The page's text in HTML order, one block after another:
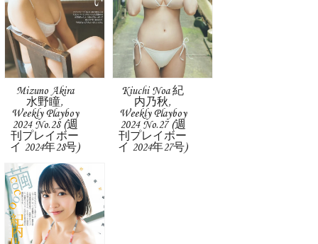
Mizuno Akira
水野瞳,
Weekly Playboy
2024 No.28 (週
刊プレイボー
イ 2024年28号)
Kiuchi Noa 紀
内乃秋,
Weekly Playboy
2024 No.27 (週
刊プレイボー
イ 2024年27号)